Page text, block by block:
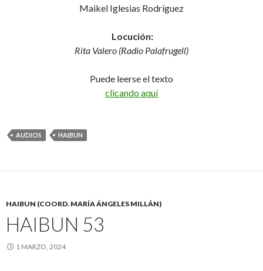
Maikel Iglesias Rodríguez
Locución:
Rita Valero (Radio Palafrugell)
Puede leerse el texto
clicando aquí
AUDIOS HAIBUN
HAIBUN (COORD. MARÍA ÁNGELES MILLÁN)
HAIBUN 53
1 MARZO, 2024